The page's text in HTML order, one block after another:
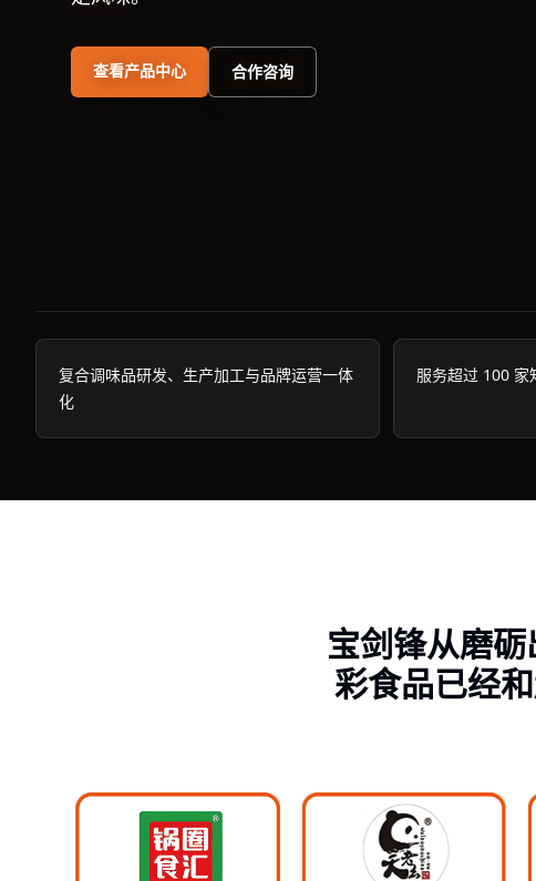
查看产品中心 合作咨询
复合调味品研发、生产加工与品牌运营一体
化
服务超过 100 家
宝剑锋从磨
彩食品已经